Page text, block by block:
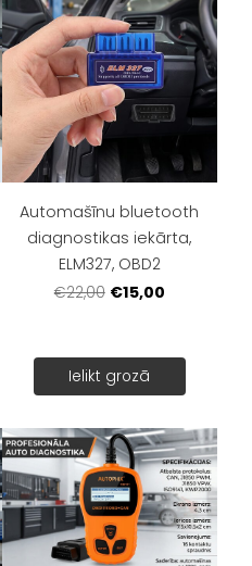
Automašīnu bluetooth
diagnostikas iekārta,
ELM327, OBD2
€22,00 €15,00
Ielikt grozā